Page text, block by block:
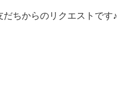
ちからのリクエストです♪